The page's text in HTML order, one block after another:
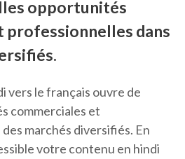
opportunités
professionnelles dans
vers le français ouvre de
commerciales et
marchés diversifiés. En
votre contenu en hindi